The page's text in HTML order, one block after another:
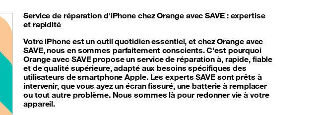
Service de réparation d'iPhone chez Orange avec SAVE : expertise
et rapidité
Votre iPhone est un outil quotidien essentiel, et chez Orange avec
SAVE, nous en sommes parfaitement conscients. C'est pourquoi
Orange avec SAVE propose un service de réparation à, rapide, fiable
et de qualité supérieure, adapté aux besoins spécifiques des
utilisateurs de smartphone Apple. Les experts SAVE sont prêts à
intervenir, que vous ayez un écran fissuré, une batterie à remplacer
ou tout autre problème. Nous sommes là pour redonner vie à votre
appareil.